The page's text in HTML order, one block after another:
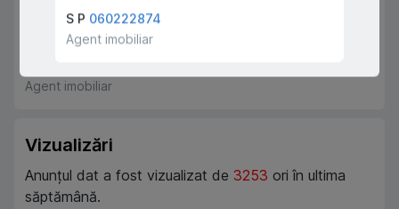
Constantin Varnav
1 47 m
Agent imobiliar
Vizualizări
Anunțul dat a fost vizualizat de 3253 ori în ultima
săptămână.
S P 060222874
Agent imobiliar